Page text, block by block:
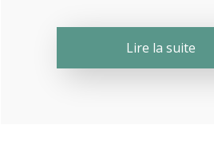
Lire la suite